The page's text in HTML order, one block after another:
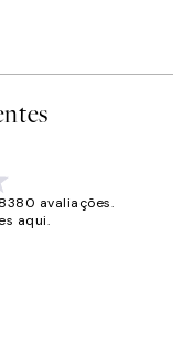
avaliações.
aqui.